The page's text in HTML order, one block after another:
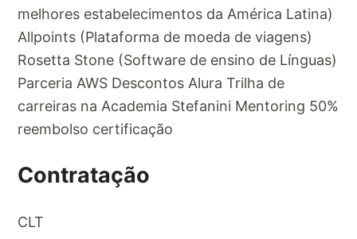
melhores estabelecimentos da América Latina)
Allpoints (Plataforma de moeda de viagens)
Rosetta Stone (Software de ensino de Línguas)
Parceria AWS Descontos Alura Trilha de
carreiras na Academia Stefanini Mentoring 50%
reembolso certificação
Contratação
CLT